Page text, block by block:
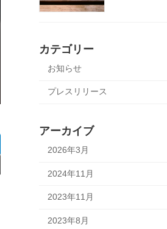
カテゴリー
お知らせ
プレスリリース
アーカイブ
2026年3月
2024年11月
2023年11月
2023年8月